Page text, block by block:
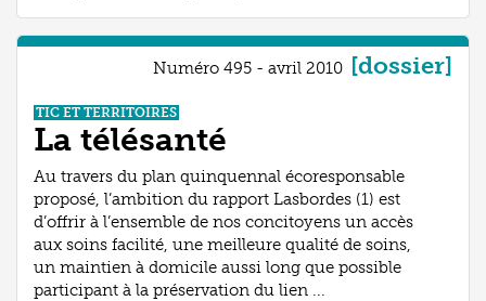
Numéro 495 - avril 2010 [dossier]
TIC ET TERRITOIRES
La télésanté
Au travers du plan quinquennal écoresponsable
proposé, l’ambition du rapport Lasbordes (1) est
d’offrir à l’ensemble de nos concitoyens un accès
aux soins facilité, une meilleure qualité de soins,
un maintien à domicile aussi long que possible
participant à la préservation du lien ...